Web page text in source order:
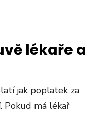
lékaře a
jak poplatek za
Pokud má lékař